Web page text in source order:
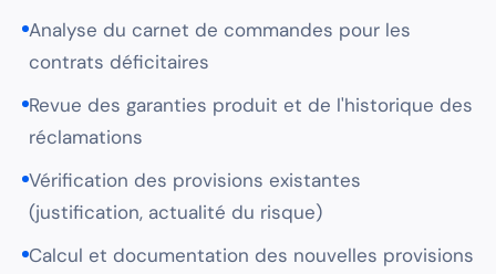
Analyse du carnet de commandes pour les
contrats déficitaires
Revue des garanties produit et de l'historique des
réclamations
Vérification des provisions existantes
(justification, actualité du risque)
Calcul et documentation des nouvelles provisions